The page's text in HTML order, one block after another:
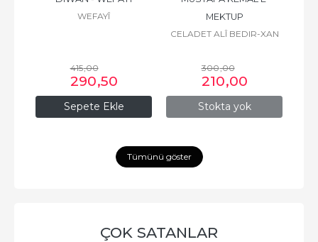
Sepete Ekle
WEFAYÎ
415,00
290,50
Stokta yok
MEKTUP
CELADET ALÎ BEDIR-XAN
300,00
210,00
Tümünü göster
ÇOK SATANLAR